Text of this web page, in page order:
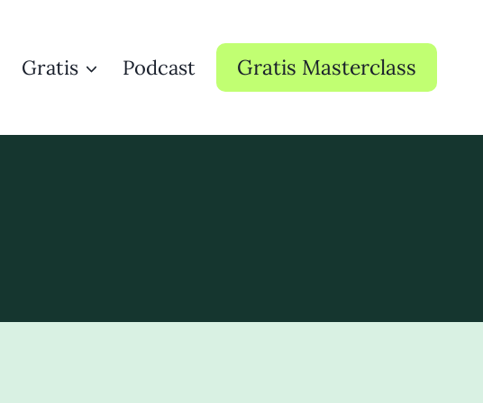
Gratis Podcast Gratis Masterclass